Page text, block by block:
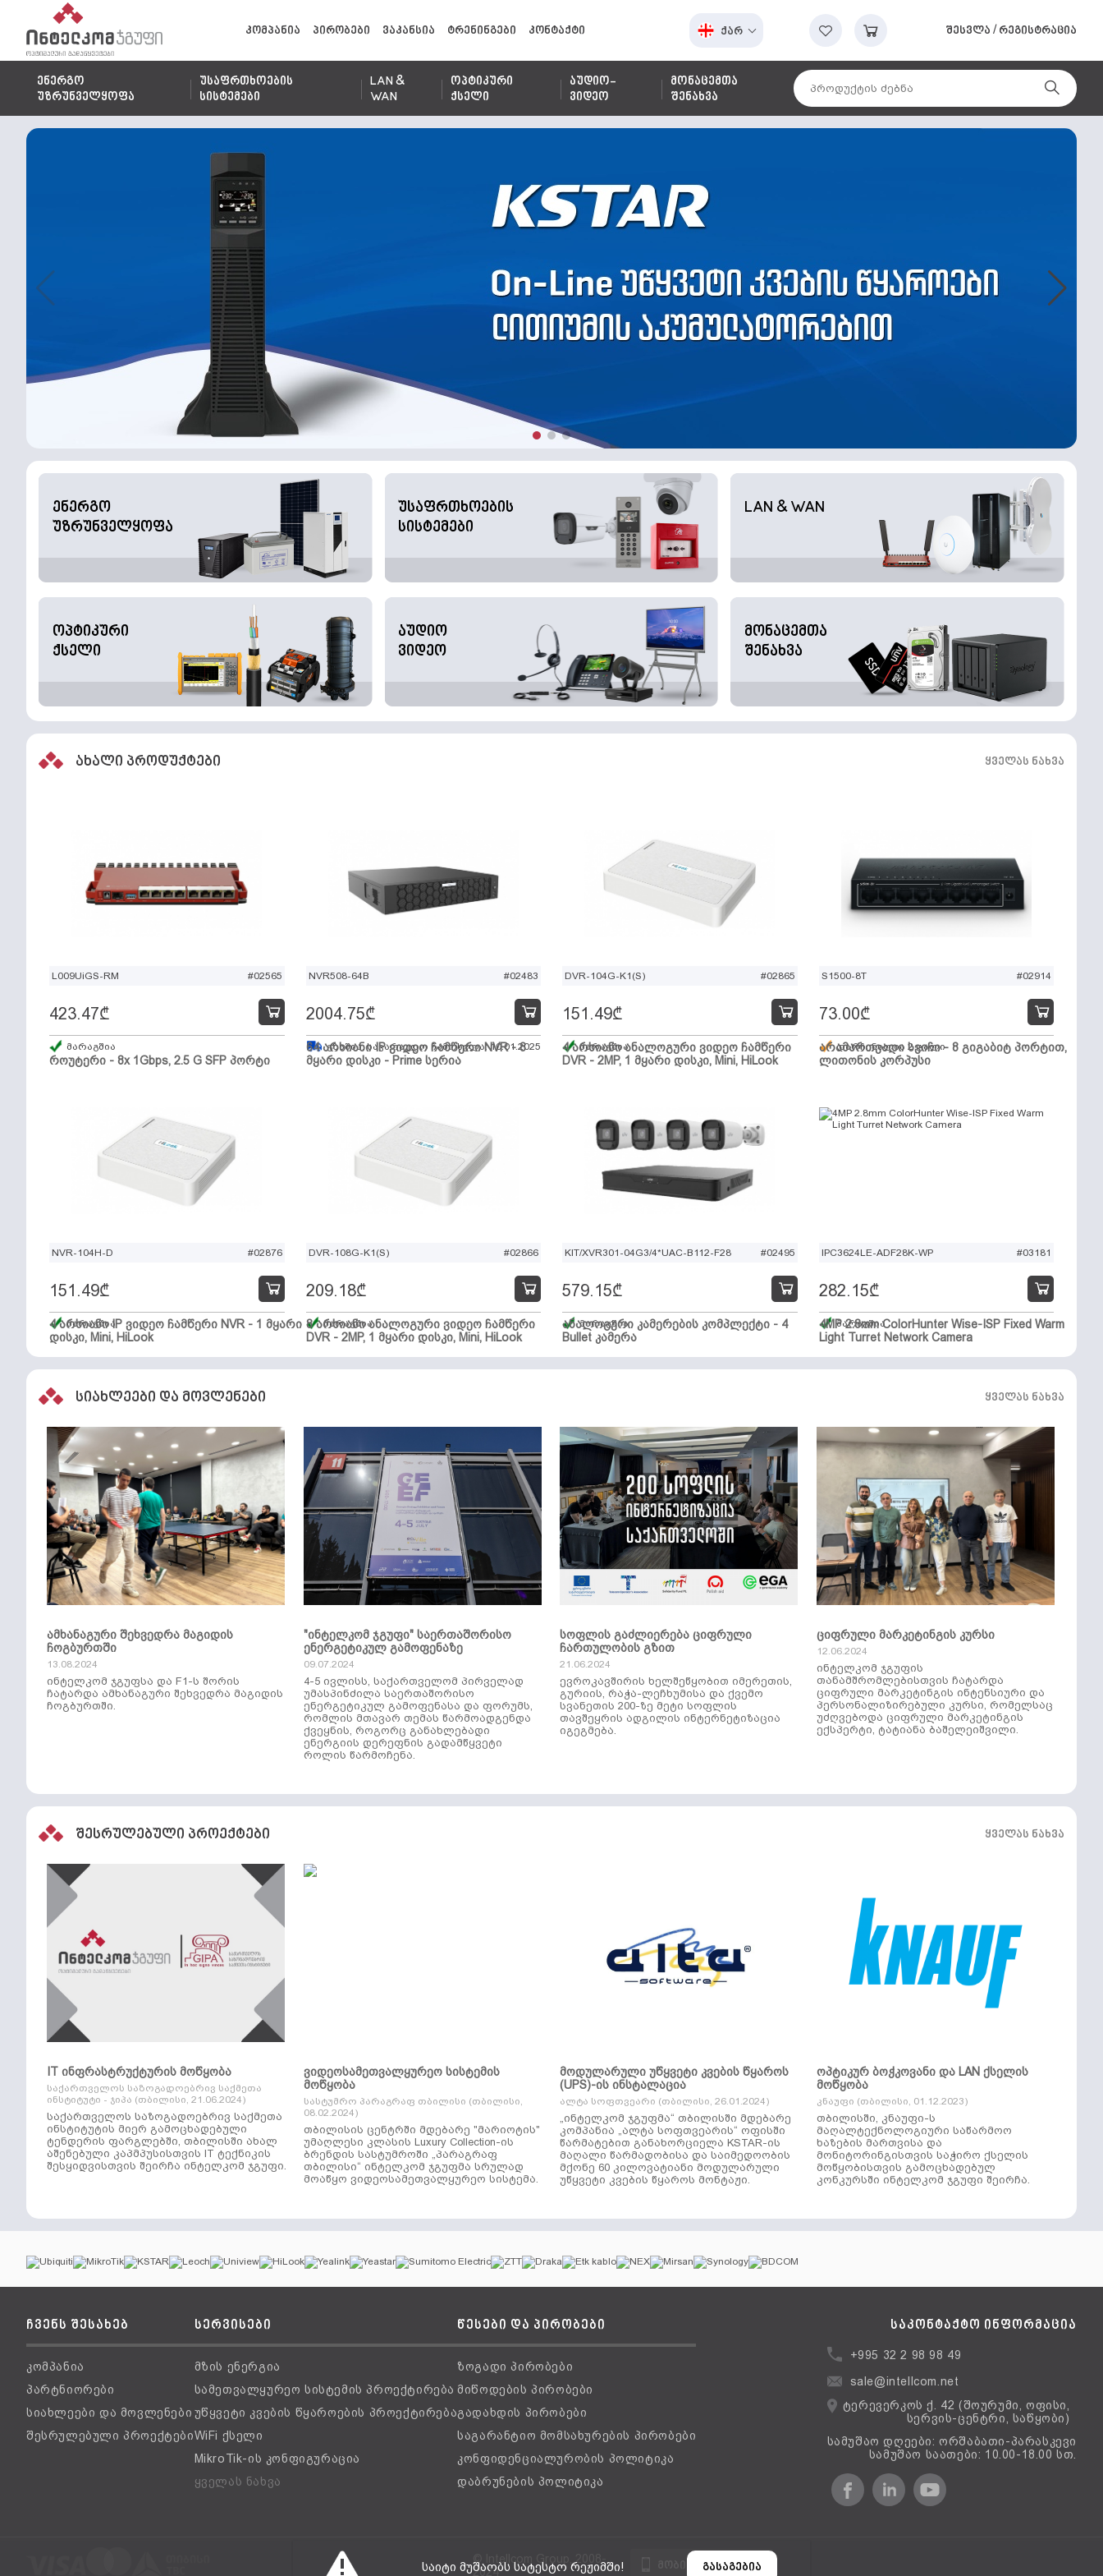
კომპანია პირობები ვაკანსია ტრენინგები კონტაქტი ქარ შესვლა / რეგისტრაცია
ენერგო
უზრუნველყოფა
უსაფრთხოების
სისტემები
LAN &
WAN
ოპტიკური
ქსელი
აუდიო-
ვიდეო
მონაცემთა
შენახვა
ენერგო
უზრუნველყოფა
უსაფრთხოების
სისტემები
LAN & WAN
ოპტიკური
ქსელი
აუდიო
ვიდეო
მონაცემთა
შენახვა
ახალი პროდუქტები ყველას ნახვა
L009UiGS-RM #02565
როუტერი - 8x 1Gbps, 2.5 G SFP პორტი
423.47₾
მარაგშია
NVR508-64B #02483
64 არხიანი IP ვიდეო ჩამწერი NVR - 8
მყარი დისკი - Prime სერია
2004.75₾
გზაშია, სავარაუდო ჩამოსვლა: 10.01.2025
DVR-104G-K1(S) #02865
4 არხიანი ანალოგური ვიდეო ჩამწერი
DVR - 2MP, 1 მყარი დისკი, Mini, HiLook
151.49₾
მარაგშია
S1500-8T #02914
არამართვადი სვიჩი - 8 გიგაბიტ პორტით,
ლითონის კორპუსი
73.00₾
დარჩენილია 2 ცალი
NVR-104H-D #02876
4 არხიანი IP ვიდეო ჩამწერი NVR - 1 მყარი
დისკი, Mini, HiLook
151.49₾
მარაგშია
DVR-108G-K1(S) #02866
8 არხიანი ანალოგური ვიდეო ჩამწერი
DVR - 2MP, 1 მყარი დისკი, Mini, HiLook
209.18₾
მარაგშია
KIT/XVR301-04G3/4*UAC-B112-F28 #02495
ანალოგური კამერების კომპლექტი - 4
Bullet კამერა
579.15₾
მარაგშია
IPC3624LE-ADF28K-WP #03181
4MP 2.8mm ColorHunter Wise-ISP Fixed Warm
Light Turret Network Camera
282.15₾
მარაგშია
სიახლეები და მოვლენები ყველას ნახვა
ამხანაგური შეხვედრა მაგიდის
ჩოგბურთში
13.08.2024
ინტელკომ ჯგუფსა და F1-ს შორის
ჩატარდა ამხანაგური შეხვედრა მაგიდის
ჩოგბურთში.
"ინტელკომ ჯგუფი" საერთაშორისო
ენერგეტიკულ გამოფენაზე
09.07.2024
4-5 ივლისს, საქართველომ პირველად
უმასპინძილა საერთაშორისო
ენერგეტიკულ გამოფენასა და ფორუმს,
რომლის მთავარ თემას წარმოადგენდა
ქვეყნის, როგორც განახლებადი
ენერგიის დერეფნის გადამწყვეტი
როლის წარმოჩენა.
სოფლის გაძლიერება ციფრული
ჩართულობის გზით
21.06.2024
ევროკავშირის ხელშეწყობით იმერეთის,
გურიის, რაჭა-ლეჩხუმისა და ქვემო
სვანეთის 200-ზე მეტი სოფლის
თავშეყრის ადგილის ინტერნეტიზაცია
იგეგმება.
ციფრული მარკეტინგის კურსი
12.06.2024
ინტელკომ ჯგუფის
თანამშრომლებისთვის ჩატარდა
ციფრული მარკეტინგის ინტენსიური და
პერსონალიზირებული კურსი, რომელსაც
უძღვებოდა ციფრული მარკეტინგის
ექსპერტი, ტატიანა ბაშელეიშვილი.
შესრულებული პროექტები ყველას ნახვა
IT ინფრასტრუქტურის მოწყობა
საქართველოს საზოგადოებრივ საქმეთა
ინსტიტუტი - ჯიპა (თბილისი, 21.06.2024)
საქართველოს საზოგადოებრივ საქმეთა
ინსტიტუტის მიერ გამოცხადებული
ტენდერის ფარგლებში, თბილისში ახალ
აშენებული კაპმპუსისთვის IT ტექნიკის
შესყიდვისთვის შეირჩა ინტელკომ ჯგუფი.
ვიდეოსამეთვალყურეო სისტემის
მოწყობა
სასტუმრო პარაგრაფ თბილისი (თბილისი,
08.02.2024)
თბილისის ცენტრში მდებარე "მარიოტის"
უმაღლესი კლასის Luxury Collection-ის
ბრენდის სასტუმროში „პარაგრაფ
თბილისი“ ინტელკომ ჯგუფმა სრულად
მოაწყო ვიდეოსამეთვალყურეო სისტემა.
მოდულარული უწყვეტი კვების წყაროს
(UPS)-ის ინსტალაცია
ალტა სოფთვეარი (თბილისი, 26.01.2024)
„ინტელკომ ჯგუფმა“ თბილისში მდებარე
კომპანია „ალტა სოფთვეარის“ ოფისში
წარმატებით განახორციელა KSTAR-ის
მაღალი წარმადობისა და საიმედოობის
მქონე 60 კილოვატიანი მოდულარული
უწყვეტი კვების წყაროს მონტაჟი.
ოპტიკურ ბოჭკოვანი და LAN ქსელის
მოწყობა
კნაუფი (თბილისი, 01.12.2023)
თბილისში, კნაუფი-ს
მაღალტექნოლოგიური საწარმოო
ხაზების მართვისა და
მონიტორინგისთვის საჭირო ქსელის
მოწყობისთვის გამოცხადებულ
კონკურსში ინტელკომ ჯგუფი შეირჩა.
ჩვენს შესახებ
კომპანია
პარტნიორები
სიახლეები და მოვლენები
შესრულებული პროექტები
სერვისები
მზის ენერგია
სამეთვალყურეო სისტემის პროექტირება
უწყვეტი კვების წყაროების პროექტირება
WiFi ქსელი
MikroTik-ის კონფიგურაცია
ყველას ნახვა
წესები და პირობები
ზოგადი პირობები
მიწოდების პირობები
გადახდის პირობები
საგარანტიო მომსახურების პირობები
კონფიდენციალურობის პოლიტიკა
დაბრუნების პოლიტიკა
საკონტაქტო ინფორმაცია
+995 32 2 98 98 49
sale@intellcom.net
ტერევერკოს ქ. 42 (შოურუმი, ოფისი,
სერვის-ცენტრი, საწყობი)
სამუშაო დღეები: ორშაბათი-პარასკევი
სამუშაო საათები: 10.00-18.00 სთ.
2024
მობილური ვერსია
საიტი მუშაობს სატესტო რეჟიმში! გასაგებია